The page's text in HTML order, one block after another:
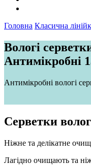
Головна Класична
Вологі
Антимікробні
Антимікробні вологі
Серветки
Ніжне та делікатне
Лагідно очищають та